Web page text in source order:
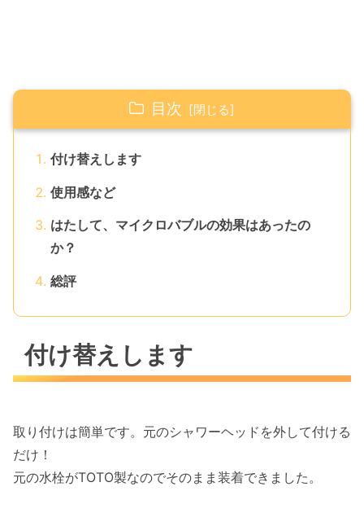
目次
付け替えします
使用感など
はたして、マイクロバブルの効果はあったの
か？
総評
付け替えします
取り付けは簡単です。元のシャワーヘッドを外して付ける
だけ！
元の水栓がTOTO製なのでそのまま装着できました。